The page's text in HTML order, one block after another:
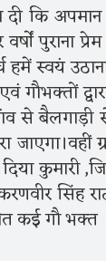
दी कि
पुराना
स्वयं
गौभक्तों
से
कुमारी
सिंह
कई गौ भक्त